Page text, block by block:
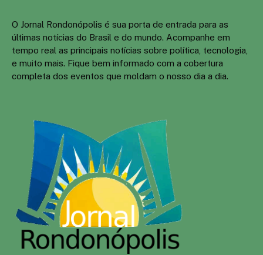
O Jornal Rondonópolis é sua porta de entrada para as
últimas notícias do Brasil e do mundo. Acompanhe em
tempo real as principais notícias sobre política, tecnologia,
e muito mais. Fique bem informado com a cobertura
completa dos eventos que moldam o nosso dia a dia.